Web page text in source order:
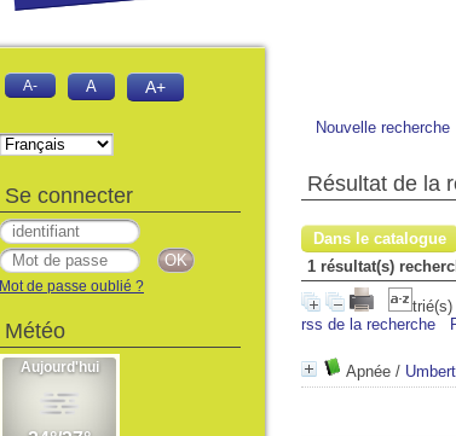
Nouvelle recherche
Résultat de la
Dans le catalogue
1 résultat(s)
trié(s)
rss de la recherche
Apnée /
A- A A+
Se connecter
Mot de passe oublié ?
Météo